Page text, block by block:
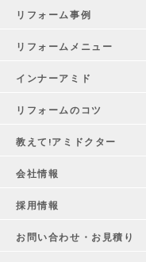
リフォーム事例
リフォームメニュー
インナーアミド
リフォームのコツ
教えて!アミドクター
会社情報
採用情報
お問い合わせ・お見積り